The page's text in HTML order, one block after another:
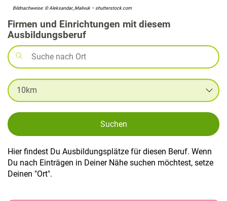
Bildnachweise: © Aleksandar_Malivuk – shutterstock.com
Firmen und Einrichtungen mit diesem
Ausbildungsberuf
Suchen
Hier findest Du Ausbildungsplätze für diesen Beruf. Wenn
Du nach Einträgen in Deiner Nähe suchen möchtest, setze
Deinen "Ort".